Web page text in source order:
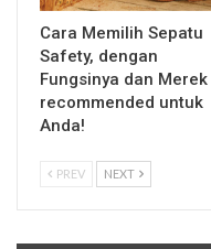
Cara Memilih Sepatu
Safety, dengan
Fungsinya dan Merek
recommended untuk
Anda!
PREV NEXT